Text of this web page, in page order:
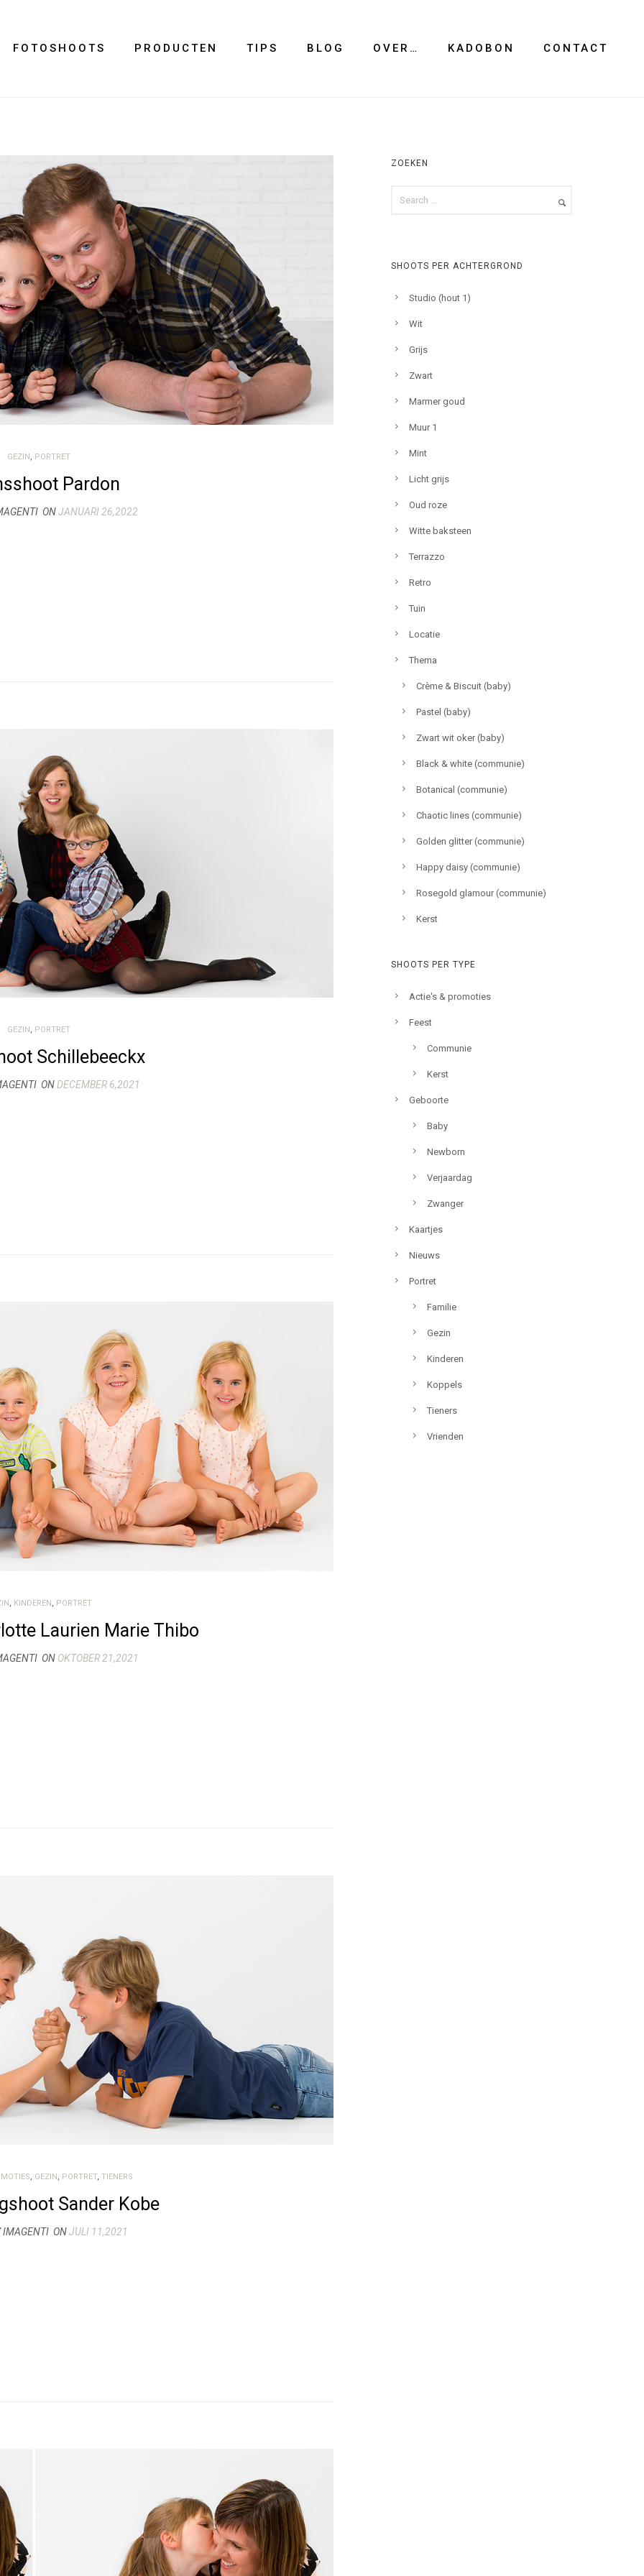
FOTOSHOOTS PRODUCTEN TIPS BLOG OVER… KADOBON CONTACT
GEZIN, PORTRET
Pardon
ONJANUARI 26,2022
GEZIN , PORTRET
Schillebeeckx
ONDECEMBER 6,2021
, KINDEREN , PORTRET
Laurien Marie Thibo
ON OKTOBER 21,2021
, GEZIN, PORTRET, TIENERS
Sander Kobe
IMAGENTI ONJULI 11,2021
ZOEKEN
SHOOTS PER ACHTERGROND
Studio (hout 1)
Wit
Grijs
Zwart
Marmer goud
Muur 1
Mint
Licht grijs
Oud roze
Witte baksteen
Terrazzo
Retro
Tuin
Locatie
Thema
Crème & Biscuit (baby)
Pastel (baby)
Zwart wit oker (baby)
Black & white (communie)
Botanical (communie)
Chaotic lines (communie)
Golden glitter (communie)
Happy daisy (communie)
Rosegold glamour (communie)
Kerst
SHOOTS PER TYPE
Actie's & promoties
Feest
Communie
Kerst
Geboorte
Baby
Newborn
Verjaardag
Zwanger
Kaartjes
Nieuws
Portret
Familie
Gezin
Kinderen
Koppels
Tieners
Vrienden